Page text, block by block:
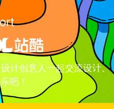
计创意人一起交流设计、
吧！